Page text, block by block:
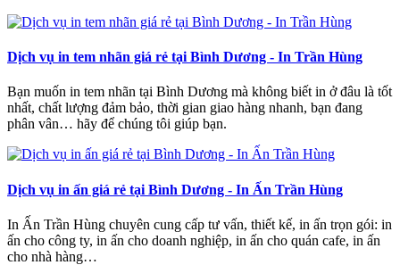
Dịch vụ in tem nhãn giá rẻ tại Bình Dương - In Trần Hùng
Bạn muốn in tem nhãn tại Bình Dương mà không biết in ở đâu là tốt
nhất, chất lượng đảm bảo, thời gian giao hàng nhanh, bạn đang
phân vân… hãy để chúng tôi giúp bạn.
Dịch vụ in ấn giá rẻ tại Bình Dương - In Ấn Trần Hùng
In Ấn Trần Hùng chuyên cung cấp tư vấn, thiết kế, in ấn trọn gói: in
ấn cho công ty, in ấn cho doanh nghiệp, in ấn cho quán cafe, in ấn
cho nhà hàng…